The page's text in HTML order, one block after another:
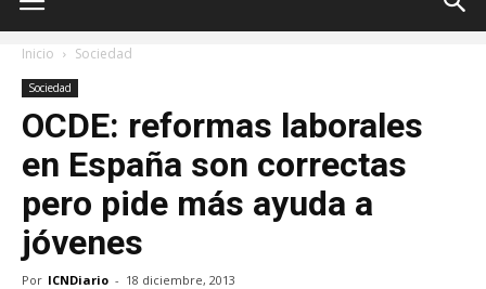
Inicio Sociedad
Sociedad
OCDE: reformas laborales
en España son correctas
pero pide más ayuda a
jóvenes
Por ICNDiario - 18 diciembre, 2013